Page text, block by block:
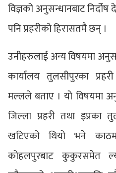
विज्ञको अनुसन्धानबाट
पनि प्रहरीको हिरासतमै छन् ।
उनीहरुलाई अन्य विषयमा
कार्यालय तुलसीपुरका
मल्लले बताए । यो विषयमा
जिल्ला प्रहरी तथा इप्रका
खटिएको थियो भने
कोहलपुरबाट कुकुरसमेत